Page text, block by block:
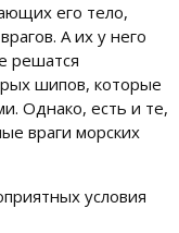
его тело,
А их у него
решатся
шипов, которые
Однако, есть и те,
враги морских
условия